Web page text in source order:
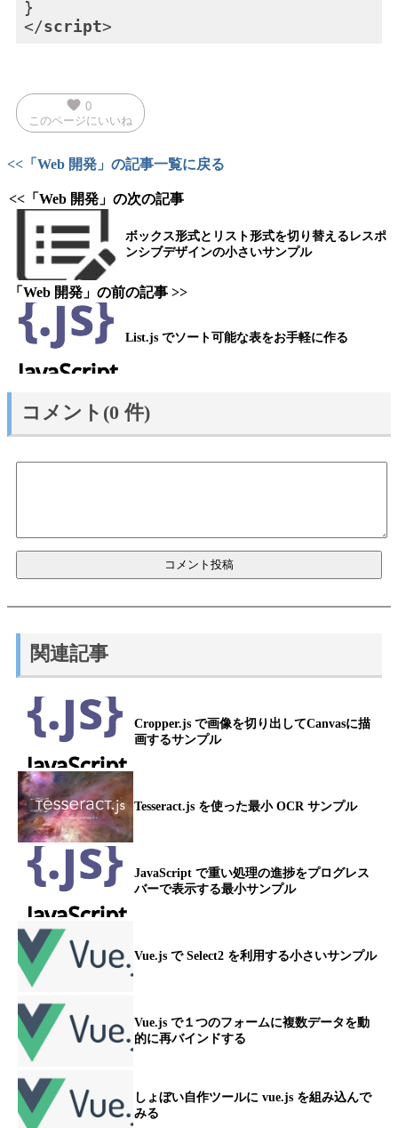
</script>
favorite 0
このページにいいね
<<「Web 開発」の記事一覧に戻る
<<「Web 開発」の次の記事
ボックス形式とリスト形式を切り替えるレスポ
ンシブデザインの小さいサンプル
「Web 開発」の前の記事 >>
List.js でソート可能な表をお手軽に作る
コメント(0 件)
関連記事
Cropper.js で画像を切り出してCanvasに描
画するサンプル
Tesseract.js を使った最小 OCR サンプル
JavaScript で重い処理の進捗をプログレス
バーで表示する最小サンプル
Vue.js で Select2 を利用する小さいサンプル
Vue.js で１つのフォームに複数データを動
的に再バインドする
しょぼい自作ツールに vue.js を組み込んで
みる